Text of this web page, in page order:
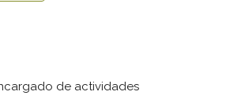
de actividades